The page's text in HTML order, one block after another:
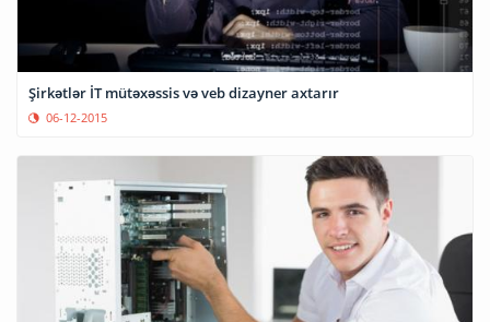
Şirkətlər İT mütəxəssis və veb dizayner axtarır
06-12-2015